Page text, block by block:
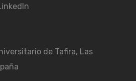
de Tafira, Las